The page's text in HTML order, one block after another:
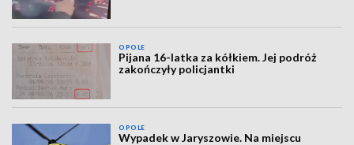
OPOLE
Pijana 16-latka za kółkiem. Jej podróż
zakończyły policjantki
OPOLE
Wypadek w Jaryszowie. Na miejscu